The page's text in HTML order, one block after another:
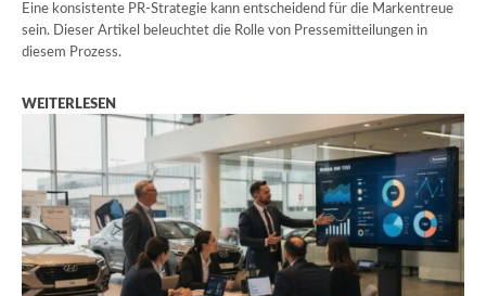
Eine konsistente PR-Strategie kann entscheidend für die Markentreue
sein. Dieser Artikel beleuchtet die Rolle von Pressemitteilungen in
diesem Prozess.
WEITERLESEN